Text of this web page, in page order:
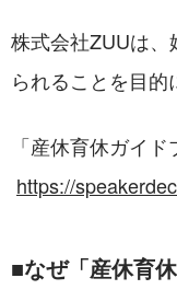
株式会社ZUUは、
られることを目的
「産休育休ガイド
https://
■なぜ「産休育